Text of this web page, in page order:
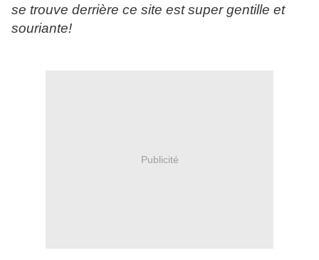
se trouve derrière ce site est super gentille et
souriante!
Publicité